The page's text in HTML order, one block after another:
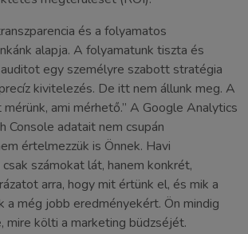
és a folyamatos
alapja. A folyamatunk tiszta és
egy személyre szabott stratégia
kivitelezés. De itt nem állunk meg. A
ami mérhető.” A Google Analytics
Console adatait nem csupán
értelmezzük is Önnek. Havi
számokat lát, hanem konkrét,
arra, hogy mit értünk el, és mik a
a még jobb eredményekért. Ön mindig
mire költi a marketing büdzséjét.